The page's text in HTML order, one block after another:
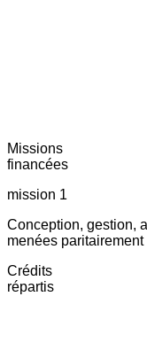
Missions
financées
mission 1
Conception, gestion,
menées paritairement
Crédits
répartis